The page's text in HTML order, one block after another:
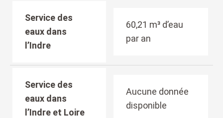
Service des
eaux dans
l’Indre
60,21 m³ d’eau
par an
Service des
eaux dans
l’Indre et Loire
Aucune donnée
disponible